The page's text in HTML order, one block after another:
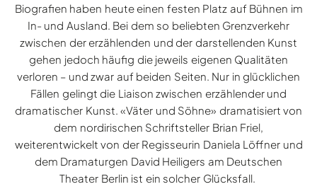
Biografien haben heute einen festen Platz auf Bühnen im
In- und Ausland. Bei dem so beliebten Grenzverkehr
zwischen der erzählenden und der darstellenden Kunst
gehen jedoch häufig die jeweils eigenen Qualitäten
verloren – und zwar auf beiden Seiten. Nur in glücklichen
Fällen gelingt die Liaison zwischen erzählender und
dramatischer Kunst. «Väter und Söhne» dramatisiert von
dem nordirischen Schriftsteller Brian Friel,
weiterentwickelt von der Regisseurin Daniela Löffner und
dem Dramaturgen David Heiligers am Deutschen
Theater Berlin ist ein solcher Glücksfall.